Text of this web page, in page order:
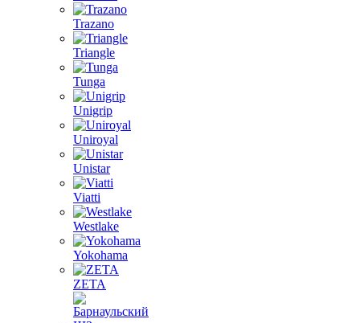
Trazano
Triangle
Tunga
Unigrip
Uniroyal
Unistar
Viatti
Westlake
Yokohama
ZETA